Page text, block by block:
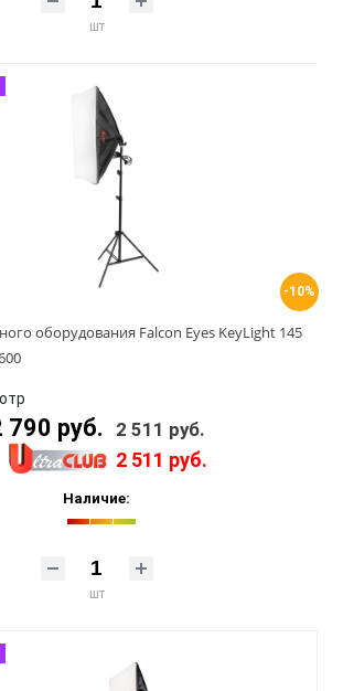
шт
-10%
оборудования Falcon Eyes KeyLight 145
790 руб. 2 511 руб.
2 511 руб.
Наличие:
шт